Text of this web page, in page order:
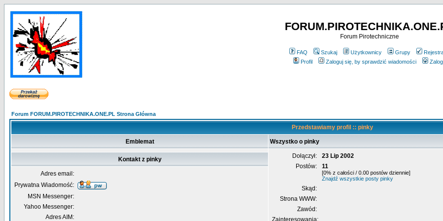
Forum Pirotechniczne
FAQ Szukaj Użytkownicy Grupy
Profil
Zaloguj się, by sprawdzić wiadomości
Forum FORUM.PIROTECHNIKA.ONE.PL Strona Główna
Przedstawiamy profil :: pinky
Emblemat Wszystko o pinky
Dołączył:
23 Lip 2002
Postów:
11
[0% z całości / 0.00 postów dziennie]
Znajdź wszystkie posty pinky
Skąd:
Strona WWW:
Zawód:
Zainteresowania:
Kontakt z pinky
Adres email:
Prywatna Wiadomość:
MSN Messenger:
Yahoo Messenger:
Adres AIM: